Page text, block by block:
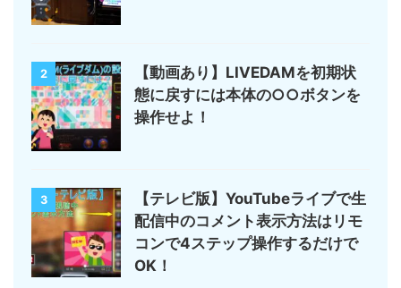
2
【動画あり】LIVEDAMを初期状
態に戻すには本体の○○ボタンを
操作せよ！
3
【テレビ版】YouTubeライブで生
配信中のコメント表示方法はリモ
コンで4ステップ操作するだけで
OK！